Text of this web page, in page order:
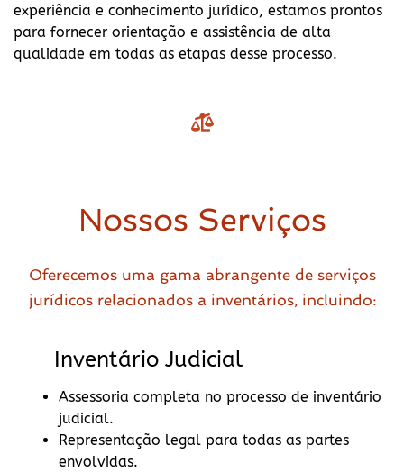
experiência e conhecimento jurídico, estamos prontos
para fornecer orientação e assistência de alta
qualidade em todas as etapas desse processo.
Nossos Serviços
Oferecemos uma gama abrangente de serviços
jurídicos relacionados a inventários, incluindo:
Inventário Judicial
Assessoria completa no processo de inventário
judicial.
Representação legal para todas as partes
envolvidas.